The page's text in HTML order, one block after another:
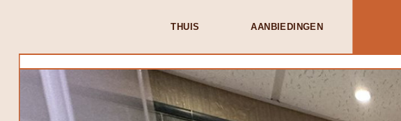
THUIS AANBIEDINGEN